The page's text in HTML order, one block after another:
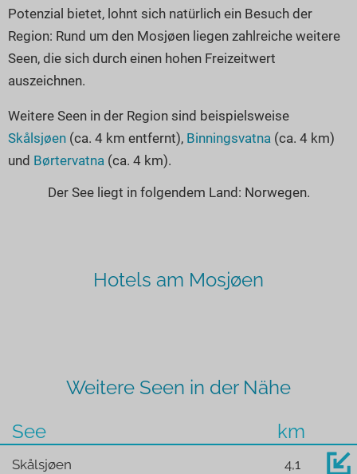
Potenzial bietet, lohnt sich natürlich ein Besuch der
Region: Rund um den Mosjøen liegen zahlreiche weitere
Seen, die sich durch einen hohen Freizeitwert
auszeichnen.
Weitere Seen in der Region sind beispielsweise
Skålsjøen (ca. 4 km entfernt), Binningsvatna (ca. 4 km)
und Børtervatna (ca. 4 km).
Der See liegt in folgendem Land: Norwegen.
Hotels am Mosjøen
Weitere Seen in der Nähe
See
km
Skålsjøen 4,1